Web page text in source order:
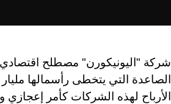
شركة "اليونيكورن" مصطلح
الصاعدة التي يتخطى رأسمالها
الأرباح لهذه الشركات كأمر إعجازي